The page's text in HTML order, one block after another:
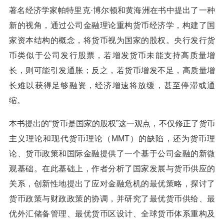
著名经济学家帕特里克·博尔顿和黄海洲在书中提出了一种
新的视角，通过公司金融理论重构货币经济学，构建了国
家资本结构的概念，将货币视为国家的股权。央行发行货
币类似于公司发行股票，若增发货币未能支持高质量增
长，则可能引发通胀；反之，若货币增发不足，高质量增
长难以获得足够融资，经济增速将放缓，甚至停滞或通
缩。
本书提出的“货币是国家的股权”这一观点，不仅修正了货币
主义理论和现代货币理论（MMT）的缺陷，还为货币理
论、货币政策和国际金融提供了一个基于公司金融的新微
观基础。在此基础上，作者分析了国家发展与货币供应的
关系，创新性地提出了应对金融危机的最优策略，探讨了
货币政策与财政政策的协调，并研究了最优货币供给、最
优外汇储备管理、最优货币区设计、全球货币体系重构及